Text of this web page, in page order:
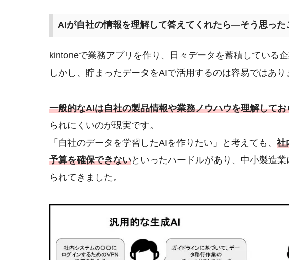
AIが自社の情報を理解して答えてくれたら—そう思った
kintoneで業務アプリを作り、日々データを蓄積している企
しかし、貯まったデータをAIで活用するのは容易ではあり
一般的なAIは自社の製品情報や業務ノウハウを理解してお
られにくいのが現実です。
「自社のデータを学習したAIを作りたい」と考えても、 社
予算を確保できないといったハードルがあり、中小製造
られてきました。